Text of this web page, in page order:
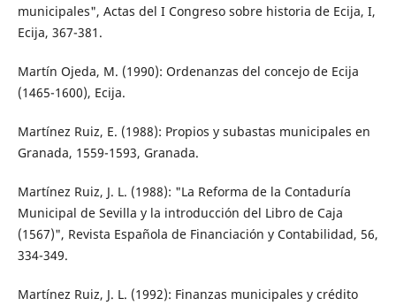
municipales", Actas del I Congreso sobre historia de Ecija, I,
Ecija, 367-381.
Martín Ojeda, M. (1990): Ordenanzas del concejo de Ecija
(1465-1600), Ecija.
Martínez Ruiz, E. (1988): Propios y subastas municipales en
Granada, 1559-1593, Granada.
Martínez Ruiz, J. L. (1988): "La Reforma de la Contaduría
Municipal de Sevilla y la introducción del Libro de Caja
(1567)", Revista Española de Financiación y Contabilidad, 56,
334-349.
Martínez Ruiz, J. L. (1992): Finanzas municipales y crédito